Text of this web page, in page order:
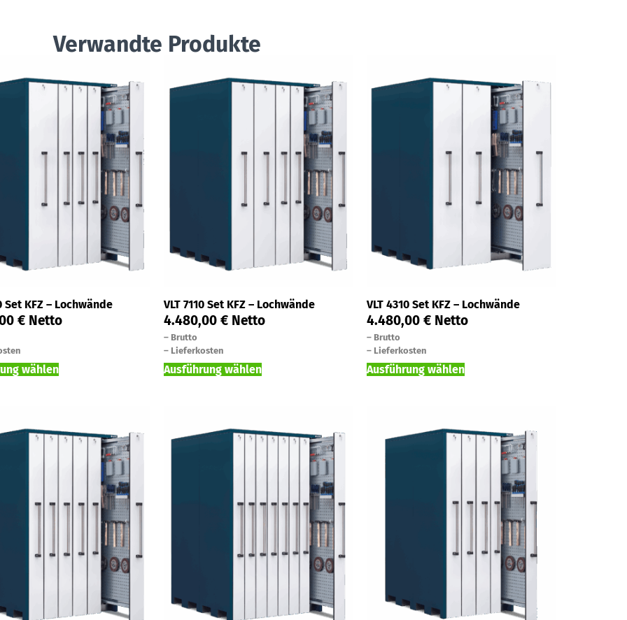
Verwandte Produkte
Set KFZ – Lochwände
€ Netto
wählen
VLT 7110 Set KFZ – Lochwände
4.480,00 € Netto
– Brutto
– Lieferkosten
Ausführung wählen
VLT 4310 Set KFZ – Lochwände
4.480,00 € Netto
– Brutto
– Lieferkosten
Ausführung wählen